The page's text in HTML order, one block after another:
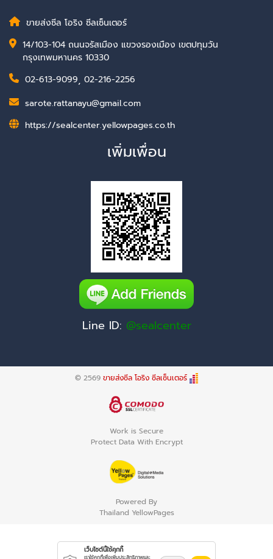
ขายส่งซีล โอริง ซีลเซ็นเตอร์
14/103-104 ถนนจรัสเมือง แขวงรองเมือง เขตปทุมวัน
กรุงเทพมหานคร 10330
02-613-9099, 02-216-2256
sarote.rattanayu@gmail.com
https://sealcenter.yellowpages.co.th
เพิ่มเพื่อน
Line ID: @sealcenter
© 2569 ขายส่งซีล โอริง ซีลเซ็นเตอร์
Work is Secure
Protect Data With Encrypt
Powered By
Thailand YellowPages
เว็บไซต์นี้ใช้คุกกี้
เราใช้คุกกี้เพื่อเพิ่มประสิทธิภาพและ